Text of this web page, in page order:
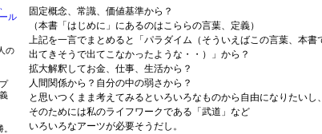
ル
の
固定概念、常識、価値基準から？
（本書「はじめに」にあるのはこららの言葉、定義）
上記を一言でまとめると「パラダイム（そういえばこの言葉、本書
出てきそうで出てこなかったような・・）」から？
拡大解釈してお金、仕事、生活から？
人間関係から？自分の中の弱さから？
と思いつくまま考えてみるといろいろなものから自由になりたいし、
そのためには私のライフワークである「武道」など
いろいろなアーツが必要そうだし。